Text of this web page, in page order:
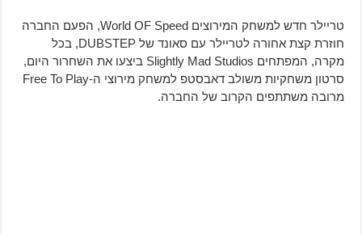
טריילר חדש למשחק המירוצים World OF Speed, הפעם החברה
חוזרת קצת אחורה לטריילר עם סאונד של DUBSTEP, בכל
מקרה, המפתחים Slightly Mad Studios ביצעו את השחרור היום,
סרטון משחקיות משולב דאבסטפ למשחק מירוצי ה-Free To Play
מרובה משתתפים הקרוב של החברה.